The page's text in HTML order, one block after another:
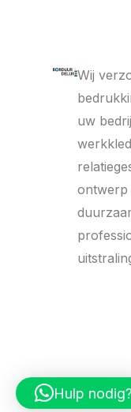
Wij
uw
ontwerp
2026 ©
Hulp nodig?